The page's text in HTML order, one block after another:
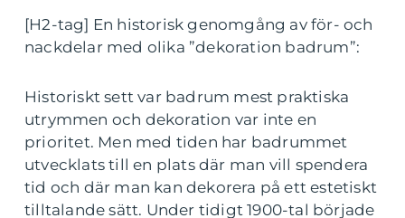
[H2-tag] En historisk genomgång av för- och
nackdelar med olika ”dekoration badrum”:
Historiskt sett var badrum mest praktiska
utrymmen och dekoration var inte en
prioritet. Men med tiden har badrummet
utvecklats till en plats där man vill spendera
tid och där man kan dekorera på ett estetiskt
tilltalande sätt. Under tidigt 1900-tal började